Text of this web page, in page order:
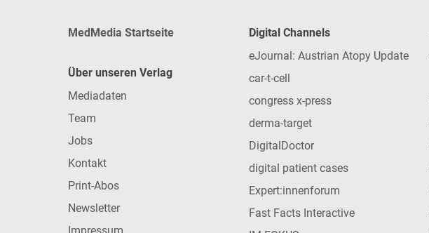
MedMedia Startseite
Über unseren Verlag
Mediadaten
Team
Jobs
Kontakt
Print-Abos
Newsletter
Digital Channels
eJournal: Austrian Atopy Update
car-t-cell
congress x-press
derma-target
DigitalDoctor
digital patient cases
Expert:innenforum
Fast Facts Interactive